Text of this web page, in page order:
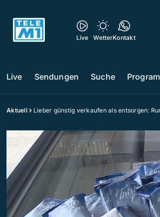
Live WetterKontakt
Live Sendungen Suche
Aktuell Lieber günstig verkaufen als entsorgen: